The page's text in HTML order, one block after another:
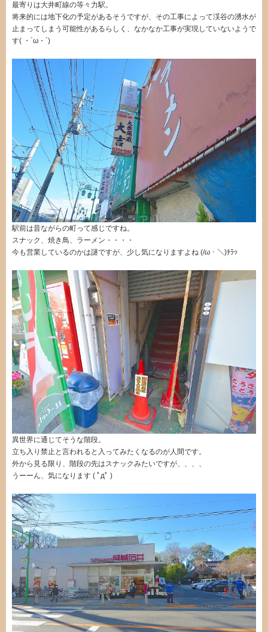
最寄りは大井町線の等々力駅。
将来的には地下化の予定があるそうですが、その工事によって渓谷の湧水が
止まってしまう可能性があるらしく、なかなか工事が実現していないようで
す( ・`ω・´)
駅前は昔ながらの町って感じですね。
スナック、焼き鳥、ラーメン・・・・
今も営業しているのかは謎ですが、少し気になりますよね (/ω・＼)ﾁﾗｯ
異世界に通じてそうな階段。
立ち入り禁止と言われると入ってみたくなるのが人間です。
外から見る限り、階段の先はスナックみたいですが、、、、
うーーん、気になります ( ﾟдﾟ )